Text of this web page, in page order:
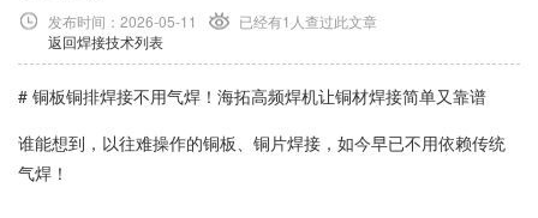
发布时间：2026-05-11 已经有1 人查过此文章
返回焊接技术列表
# 铜板铜排焊接不用气焊！海拓高频焊机让铜材焊接简单又靠谱
谁能想到，以往难操作的铜板、铜片焊接，如今早已不用依赖传统
气焊！